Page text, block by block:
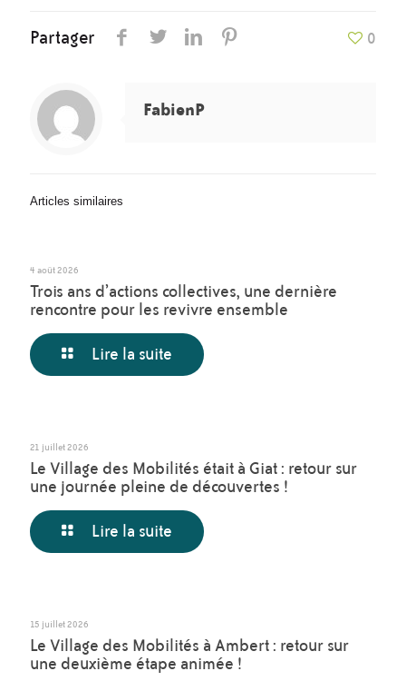
Partager 0
FabienP
Articles similaires
4 août 2026
Trois ans d’actions collectives, une dernière
rencontre pour les revivre ensemble
Lire la suite
21 juillet 2026
Le Village des Mobilités était à Giat : retour sur
une journée pleine de découvertes !
Lire la suite
15 juillet 2026
Le Village des Mobilités à Ambert : retour sur
une deuxième étape animée !